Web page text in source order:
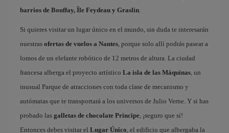
barrios de Bouffay, Île Feydeau y Graslin.
Si quieres visitar un lugar único en el mundo, sin duda te interesarán
nuestras ofertas de vuelos a Nantes, porque solo allí podrás pasear a
lomos de un elefante robótico de 12 metros de altura. La ciudad
francesa alberga el proyecto artístico La isla de las Máquinas, un
inusual Parque de atracciones con toda clase de mecanismo y
autómatas que te transportará a los universos de Julio Verne. Y si has
probado las galletas de chocolate Príncipe, ¡seguro que sí!
Entonces debes visitar el Lugar Único, el edificio que albergaba la